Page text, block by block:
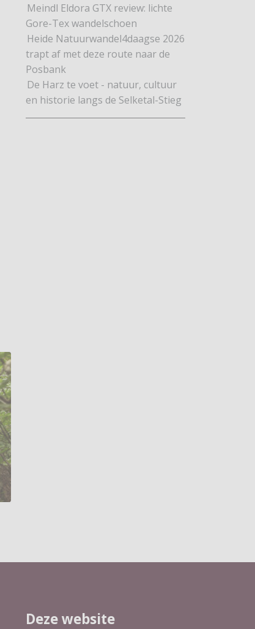
Klompenpad in omgeving Ruurlo
Meindl Eldora GTX review: lichte
Gore-Tex wandelschoen
Heide Natuurwandel4daagse 2026
trapt af met deze route naar de
Posbank
De Harz te voet - natuur, cultuur
en historie langs de Selketal-Stieg
Deze website